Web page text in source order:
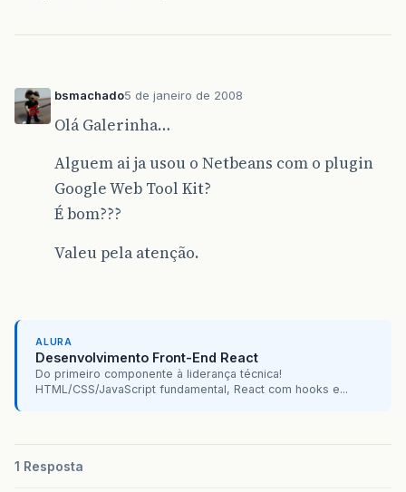
bsmachado5 de janeiro de 2008
Olá Galerinha…
Alguem ai ja usou o Netbeans com o plugin
Google Web Tool Kit?
É bom???
Valeu pela atenção.
ALURA
Desenvolvimento Front-End React
Do primeiro componente à liderança técnica!
HTML/CSS/JavaScript fundamental, React com hooks e...
1 Resposta